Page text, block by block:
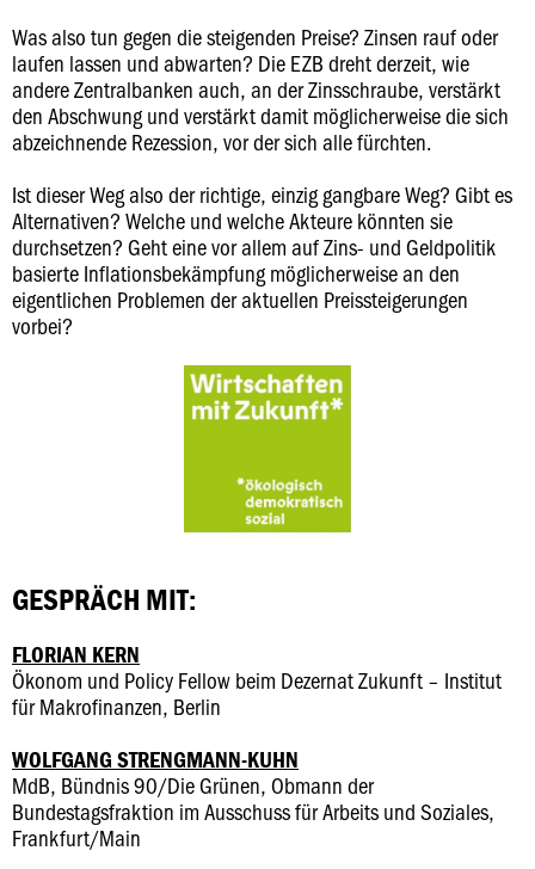
Was also tun gegen die steigenden Preise? Zinsen rauf oder
laufen lassen und abwarten? Die EZB dreht derzeit, wie
andere Zentralbanken auch, an der Zinsschraube, verstärkt
den Abschwung und verstärkt damit möglicherweise die sich
abzeichnende Rezession, vor der sich alle fürchten.
Ist dieser Weg also der richtige, einzig gangbare Weg? Gibt es
Alternativen? Welche und welche Akteure könnten sie
durchsetzen? Geht eine vor allem auf Zins- und Geldpolitik
basierte Inflationsbekämpfung möglicherweise an den
eigentlichen Problemen der aktuellen Preissteigerungen
vorbei?
GESPRÄCH MIT:
FLORIAN KERN
Ökonom und Policy Fellow beim Dezernat Zukunft – Institut
für Makrofinanzen, Berlin
WOLFGANG STRENGMANN-KUHN
MdB, Bündnis 90/Die Grünen, Obmann der
Bundestagsfraktion im Ausschuss für Arbeits und Soziales,
Frankfurt/Main